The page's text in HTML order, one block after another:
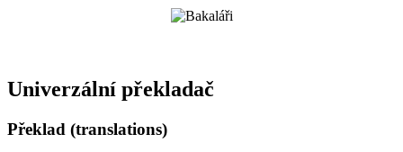
Univerzální překladač
Překlad (translations)